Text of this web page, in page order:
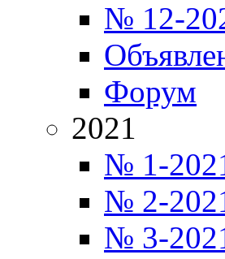
№ 12-
Форум
2021
№ 1-
№ 2-
№ 3-